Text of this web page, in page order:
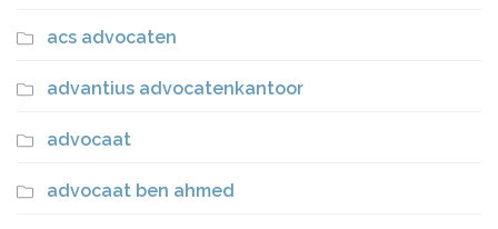
acs advocaten
advantius advocatenkantoor
advocaat
advocaat ben ahmed